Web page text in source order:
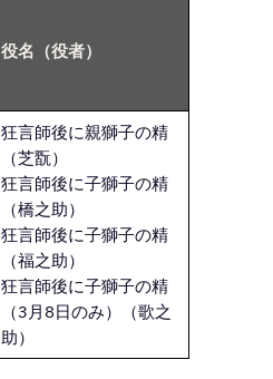
役名 （役者）
狂言師後に親獅子の精
（芝翫）
狂言師後に子獅子の精
（橋之助）
狂言師後に子獅子の精
（福之助）
狂言師後に子獅子の精
（3月8日のみ）（歌之
助）